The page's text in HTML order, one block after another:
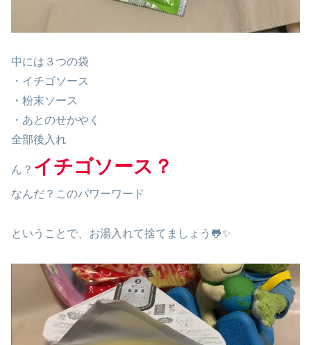
中には３つの袋
・イチゴソース
・粉末ソース
・あとのせかやく
全部後入れ
ん？ イチゴソース？
なんだ？このパワーワード
ということで、お湯入れて捨てましょう🐸✨